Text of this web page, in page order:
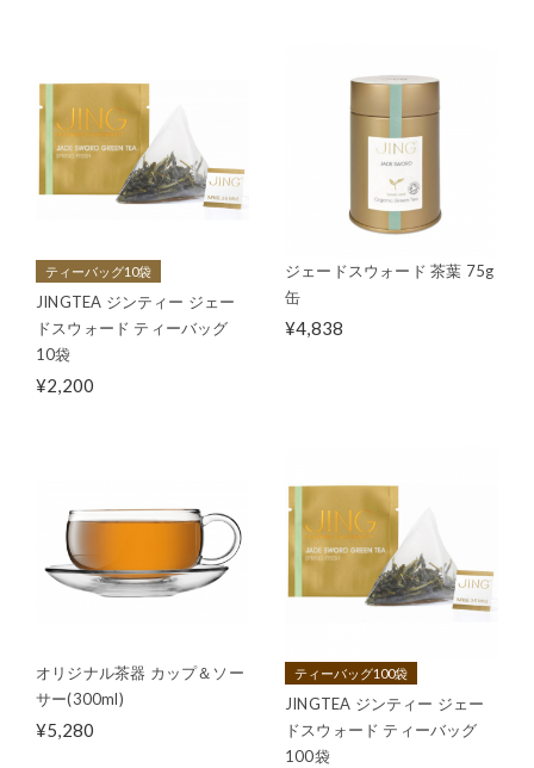
ティーバッグ10袋
JINGTEA ジンティー ジェー
ドスウォード ティーバッグ
10袋
¥2,200
ジェードスウォード 茶葉 75g
缶
¥4,838
オリジナル茶器 カップ＆ソー
サー(300ml)
¥5,280
ティーバッグ100袋
JINGTEA ジンティー ジェー
ドスウォード ティーバッグ
100袋